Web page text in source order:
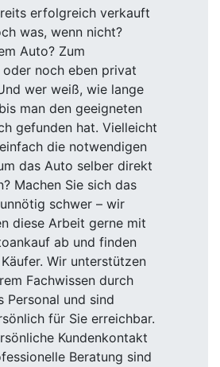
erfolgreich verkauft
was, wenn nicht?
Auto? Zum
noch eben privat
wer weiß, wie lange
man den geeigneten
gefunden hat. Vielleicht
die notwendigen
das Auto selber direkt
Machen Sie sich das
schwer – wir
diese Arbeit gerne mit
ab und finden
Wir unterstützen
Fachwissen durch
Personal und sind
für Sie erreichbar.
Kundenkontakt
Beratung sind